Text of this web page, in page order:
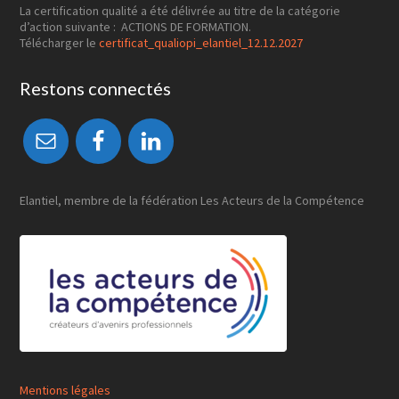
La certification qualité a été délivrée au titre de la catégorie
d’action suivante : ACTIONS DE FORMATION.
Télécharger lecertificat_qualiopi_elantiel_12.12.2027
Restons connectés
Elantiel, membre de la fédération Les Acteurs de la Compétence
Mentions légales